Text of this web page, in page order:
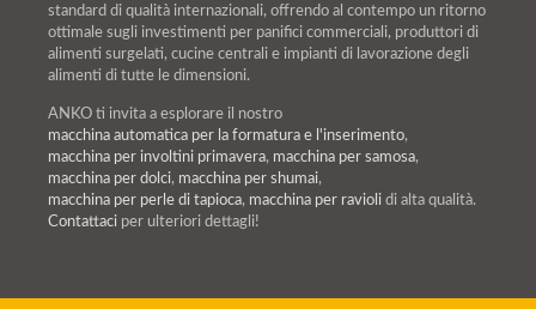
standard di qualità internazionali, offrendo al contempo un ritorno
ottimale sugli investimenti per panifici commerciali, produttori di
alimenti surgelati, cucine centrali e impianti di lavorazione degli
alimenti di tutte le dimensioni.
ANKO ti invita a esplorare il nostro
macchina automatica per la formatura e l'inserimento,
macchina per involtini primavera, macchina per samosa,
macchina per dolci, macchina per shumai,
macchina per perle di tapioca, macchina per ravioli di alta qualità.
Contattaci per ulteriori dettagli!